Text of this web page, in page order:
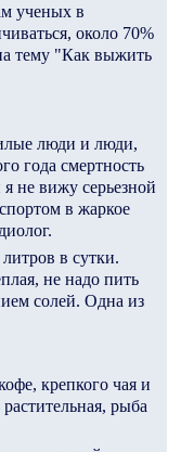
ученых в
около 70%
тему "Как выжить
люди и люди,
года смертность
не вижу серьезной
в жаркое
в сутки.
не надо пить
солей. Одна из
крепкого чая и
рыба